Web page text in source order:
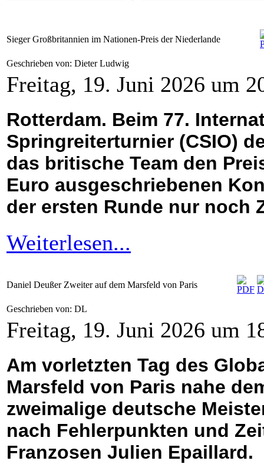
Sieger Großbritannien im Nationen-Preis der Niederlande
Geschrieben von: Dieter Ludwig
Freitag, 19. Juni 2026 um
Rotterdam. Beim 77.
Springreiterturnier (CSIO)
das britische Team den
Euro ausgeschriebenen
der ersten Runde nur noch
Weiterlesen...
Daniel Deußer Zweiter auf dem Marsfeld von Paris
Geschrieben von: DL
Freitag, 19. Juni 2026 um
Am vorletzten Tag des
Marsfeld von Paris nahe
zweimalige deutsche
nach Fehlerpunkten und
Franzosen Julien Epaillard.